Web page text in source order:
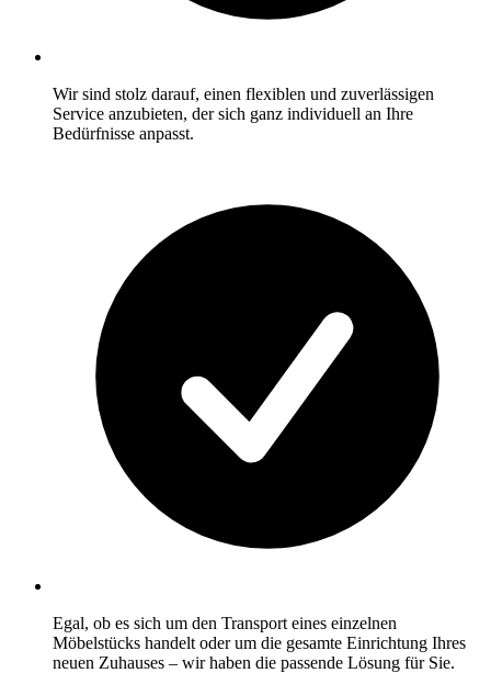
Wir sind stolz darauf, einen flexiblen und zuverlässigen
Service anzubieten, der sich ganz individuell an Ihre
Bedürfnisse anpasst.
Egal, ob es sich um den Transport eines einzelnen
Möbelstücks handelt oder um die gesamte Einrichtung Ihres
neuen Zuhauses – wir haben die passende Lösung für Sie.